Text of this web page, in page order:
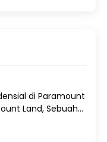
di Paramount